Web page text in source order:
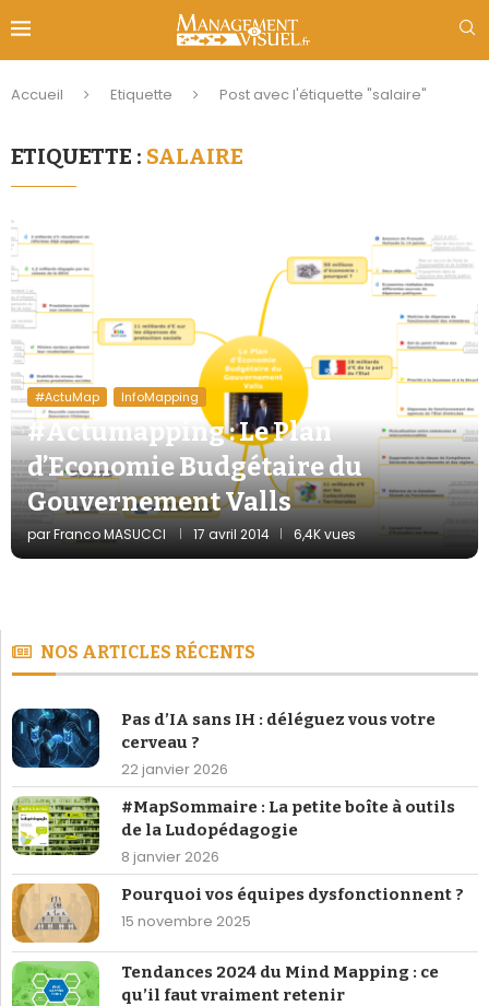
Accueil Etiquette Post avec l'étiquette "salaire"
ETIQUETTE : SALAIRE
#ActuMap InfoMapping
#Actumapping : Le Plan
d’Economie Budgétaire du
Gouvernement Valls
parFranco MASUCCI 17 avril 2014 6,4K vues
NOS ARTICLES RÉCENTS
Pas d’IA sans IH : déléguez vous votre
cerveau ?
22 janvier 2026
#MapSommaire : La petite boîte à outils
de la Ludopédagogie
8 janvier 2026
Pourquoi vos équipes dysfonctionnent ?
15 novembre 2025
Tendances 2024 du Mind Mapping : ce
qu’il faut vraiment retenir